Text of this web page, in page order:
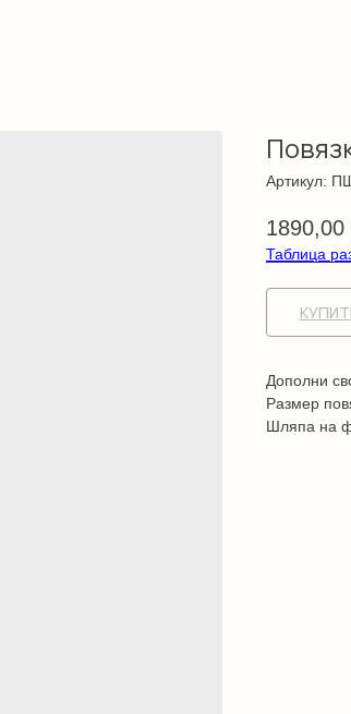
Артикул:
1890,00
Таблица
Дополни
Размер
Шляпа на